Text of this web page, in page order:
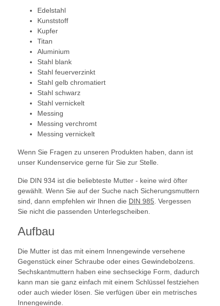
Edelstahl
Kunststoff
Kupfer
Titan
Aluminium
Stahl blank
Stahl feuerverzinkt
Stahl gelb chromatiert
Stahl schwarz
Stahl vernickelt
Messing
Messing verchromt
Messing vernickelt
Wenn Sie Fragen zu unseren Produkten haben, dann ist
unser Kundenservice gerne für Sie zur Stelle.
Die DIN 934 ist die beliebteste Mutter - keine wird öfter
gewählt. Wenn Sie auf der Suche nach Sicherungsmuttern
sind, dann empfehlen wir Ihnen die DIN 985 . Vergessen
Sie nicht die passenden Unterlegscheiben.
Aufbau
Die Mutter ist das mit einem Innengewinde versehene
Gegenstück einer Schraube oder eines Gewindebolzens.
Sechskantmuttern haben eine sechseckige Form, dadurch
kann man sie ganz einfach mit einem Schlüssel festziehen
oder auch wieder lösen. Sie verfügen über ein metrisches
Innengewinde.